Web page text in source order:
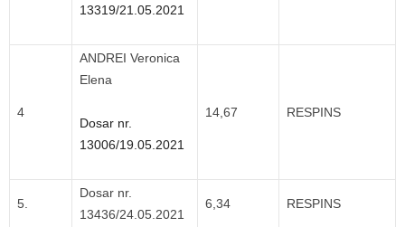
13319/21.05.2021
4
ANDREI Veronica
Elena
Dosar nr.
13006/19.05.2021
14,67 RESPINS
5.
Dosar nr.
13436/24.05.2021
6,34 RESPINS